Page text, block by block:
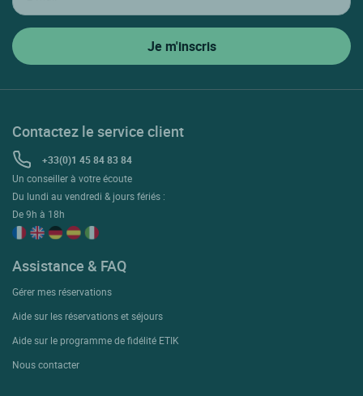
Contactez le service client
+33(0)1 45 84 83 84
Un conseiller à votre écoute
Du lundi au vendredi & jours fériés :
De 9h à 18h
Assistance & FAQ
Gérer mes réservations
Aide sur les réservations et séjours
Aide sur le programme de fidélité ETIK
Nous contacter